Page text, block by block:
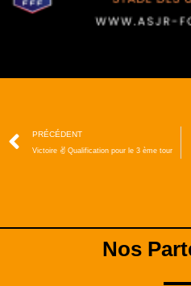
PRÉCÉDENT
Victoire ✌️ Qualification pour le 3 ème tour
Nos